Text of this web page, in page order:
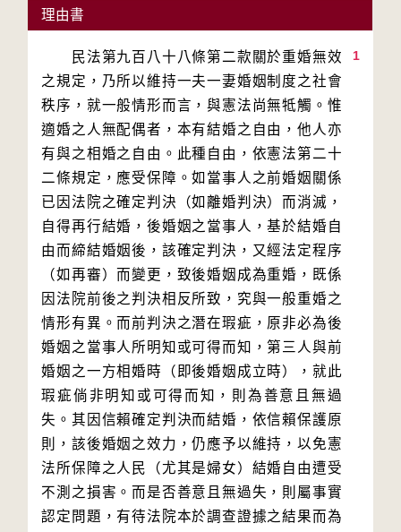
理由書
1
民法第九百八十八條第二款關於重婚無效
之規定，乃所以維持一夫一妻婚姻制度之社會
秩序，就一般情形而言，與憲法尚無牴觸。惟
適婚之人無配偶者，本有結婚之自由，他人亦
有與之相婚之自由。此種自由，依憲法第二十
二條規定，應受保障。如當事人之前婚姻關係
已因法院之確定判決（如離婚判決）而消滅，
自得再行結婚，後婚姻之當事人，基於結婚自
由而締結婚姻後，該確定判決，又經法定程序
（如再審）而變更，致後婚姻成為重婚，既係
因法院前後之判決相反所致，究與一般重婚之
情形有異。而前判決之潛在瑕疵，原非必為後
婚姻之當事人所明知或可得而知，第三人與前
婚姻之一方相婚時（即後婚姻成立時），就此
瑕疵倘非明知或可得而知，則為善意且無過
失。其因信賴確定判決而結婚，依信賴保護原
則，該後婚姻之效力，仍應予以維持，以免憲
法所保障之人民（尤其是婦女）結婚自由遭受
不測之損害。而是否善意且無過失，則屬事實
認定問題，有待法院本於調查證據之結果而為